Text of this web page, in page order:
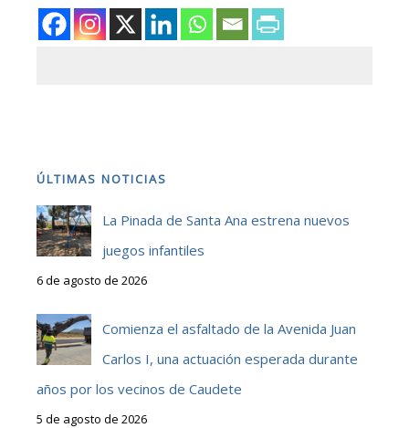
ÚLTIMAS NOTICIAS
La Pinada de Santa Ana estrena nuevos
juegos infantiles
6 de agosto de 2026
Comienza el asfaltado de la Avenida Juan
Carlos I, una actuación esperada durante
años por los vecinos de Caudete
5 de agosto de 2026